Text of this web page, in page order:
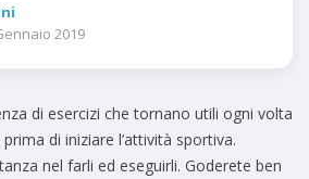
2019
di esercizi che tornano utili ogni volta
di iniziare l’attività sportiva.
nel farli ed eseguirli. Goderete ben